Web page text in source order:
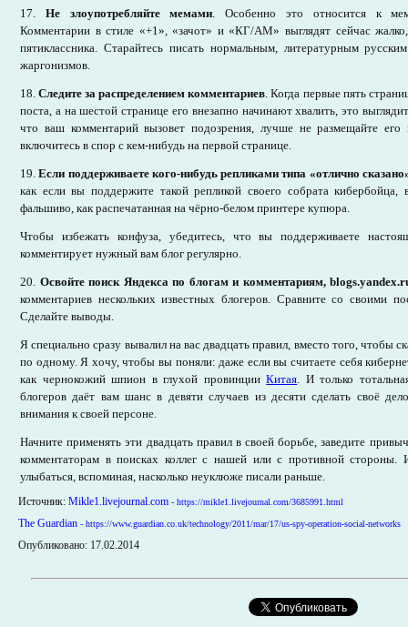
17. Не злоупотребляйте мемами. Особенно это относится к
Комментарии в стиле «+1», «зачот» и «КГ/АМ» выглядят сейчас
пятиклассника. Старайтесь писать нормальным, литературным
жаргонизмов.
18.Следите за распределением комментариев. Когда первые пять
поста, а на шестой странице его внезапно начинают хвалить, это
что ваш комментарий вызовет подозрения, лучше не размещайте его
включитесь в спор с кем-нибудь на первой странице.
19.Если поддерживаете кого-нибудь репликами типа «отлично
как если вы поддержите такой репликой своего собрата кибербойца,
фальшиво, как распечатанная на чёрно-белом принтере купюра.
Чтобы избежать конфуза, убедитесь, что вы поддерживаете
комментирует нужный вам блог регулярно.
20. Освойте поиск Яндекса по блогам и комментариям,
комментариев нескольких известных блогеров. Сравните со своими
Сделайте выводы.
Я специально сразу вывалил на вас двадцать правил, вместо того, чтобы
по одному. Я хочу, чтобы вы поняли: даже если вы считаете себя
как чернокожий шпион в глухой провинцииКитая. И только
блогеров даёт вам шанс в девяти случаев из десяти сделать своё
внимания к своей персоне.
Начните применять эти двадцать правил в своей борьбе, заведите
комментаторам в поисках коллег с нашей или с противной стороны.
улыбаться, вспоминая, насколько неуклюже писали раньше.
Источник: Mikle1.livejournal.com - https://mikle1.livejournal.com/3685991.html
The Guardian - https://www.guardian.co.uk/technology/2011/mar/17/us-spy-operation-social-networks
Опубликовано: 17.02.2014